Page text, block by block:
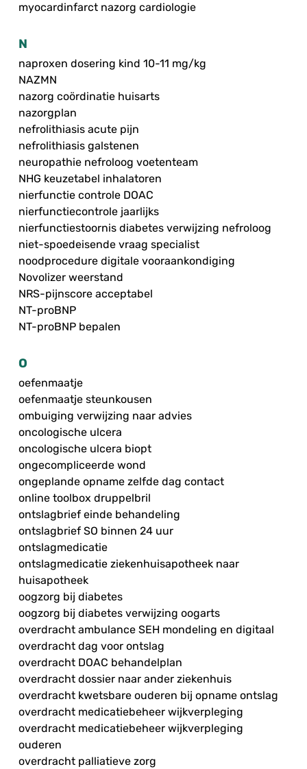
myocardinfarct nazorg cardiologie
N
naproxen dosering kind 10-11 mg/kg
NAZMN
nazorg coördinatie huisarts
nazorgplan
nefrolithiasis acute pijn
nefrolithiasis galstenen
neuropathie nefroloog voetenteam
NHG keuzetabel inhalatoren
nierfunctie controle DOAC
nierfunctiecontrole jaarlijks
nierfunctiestoornis diabetes verwijzing nefroloog
niet-spoedeisende vraag specialist
noodprocedure digitale vooraankondiging
Novolizer weerstand
NRS-pijnscore acceptabel
NT-proBNP
NT-proBNP bepalen
O
oefenmaatje
oefenmaatje steunkousen
ombuiging verwijzing naar advies
oncologische ulcera
oncologische ulcera biopt
ongecompliceerde wond
ongeplande opname zelfde dag contact
online toolbox druppelbril
ontslagbrief einde behandeling
ontslagbrief SO binnen 24 uur
ontslagmedicatie
ontslagmedicatie ziekenhuisapotheek naar
huisapotheek
oogzorg bij diabetes
oogzorg bij diabetes verwijzing oogarts
overdracht ambulance SEH mondeling en digitaal
overdracht dag voor ontslag
overdracht DOAC behandelplan
overdracht dossier naar ander ziekenhuis
overdracht kwetsbare ouderen bij opname ontslag
overdracht medicatiebeheer wijkverpleging
overdracht medicatiebeheer wijkverpleging
ouderen
overdracht palliatieve zorg